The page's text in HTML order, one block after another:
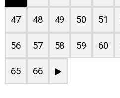
47 48 49 50 51
56 57 58 59 60
65 66 ▶